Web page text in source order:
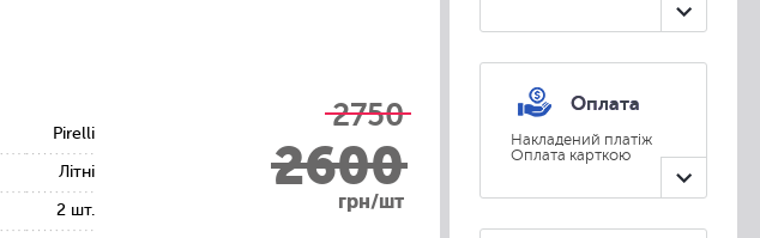
Pirelli
Літні
2 шт.
2750
2600
грн/шт
Оплата
Накладений платіж
Оплата карткою